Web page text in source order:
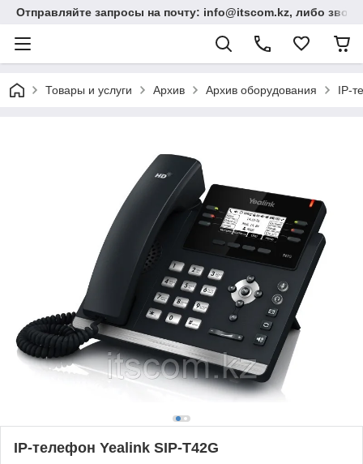
Отправляйте запросы на почту: info@itscom.kz, либо
Товары и услуги Архив Архив оборудования IP-
IP-телефон Yealink SIP-T42G